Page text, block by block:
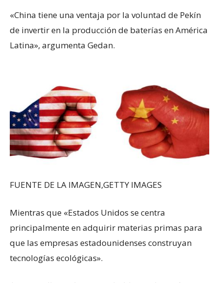
«China tiene una ventaja por la voluntad de Pekín
de invertir en la producción de baterías en América
Latina», argumenta Gedan.
FUENTE DE LA IMAGEN,GETTY IMAGES
Mientras que «Estados Unidos se centra
principalmente en adquirir materias primas para
que las empresas estadounidenses construyan
tecnologías ecológicas».